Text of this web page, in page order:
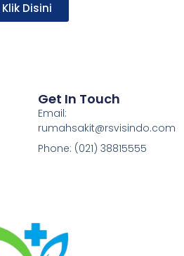
Klik Disini
Get In Touch
Email:
rumahsakit@rsvisindo.com
Phone: (021) 38815555